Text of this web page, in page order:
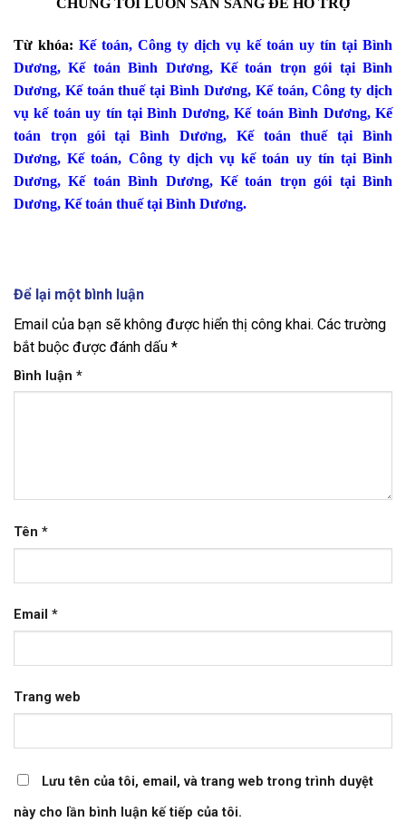
CHÚNG TÔI LUÔN SẴN SÀNG ĐỂ HỖ TRỢ
Từ khóa: Kế toán, Công ty dịch vụ kế toán uy tín tại Bình
Dương,Kế toán Bình Dương,Kế toán trọn gói tại Bình
Dương, Kế toán thuế tại Bình Dương, Kế toán,Công ty dịch
vụ kế toán uy tín tại Bình Dương,Kế toán Bình Dương,Kế
toán trọn gói tại Bình Dương, Kế toán thuế tại Bình
Dương,Kế toán, Công ty dịch vụ kế toán uy tín tại Bình
Dương,Kế toán Bình Dương,Kế toán trọn gói tại Bình
Dương, Kế toán thuế tại Bình Dương.
Để lại một bình luận
Email của bạn sẽ không được hiển thị công khai. Các trường
bắt buộc được đánh dấu *
Bình luận *
Tên *
Email *
Trang web
Lưu tên của tôi, email, và trang web trong trình duyệt
này cho lần bình luận kế tiếp của tôi.